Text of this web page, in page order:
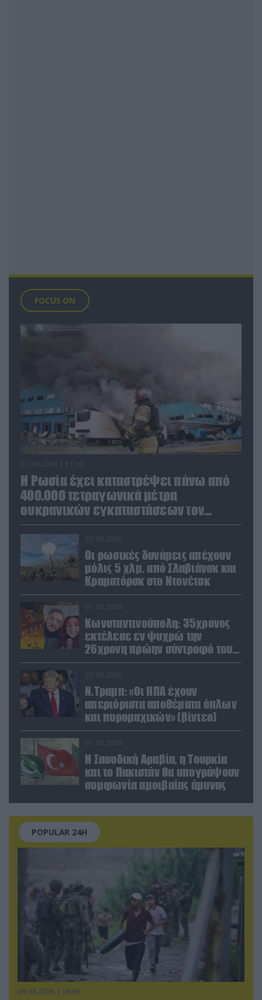
FOCUS ON
Η Ρωσία έχει καταστρέψει πάνω από
400.000 τετραγωνικά μέτρα
ουκρανικών εγκαταστάσεων τον
Ιούλιο
Οι ρωσικές δυνάμεις απέχουν
μόλις 5 χλμ. από Σλαβιάνσκ και
Κραματόρσκ στο Ντονέτσκ
Κωνσταντινούπολη: 35χρονος
εκτέλεσε εν ψυχρώ την
26χρονη πρώην σύντροφό του
έξω από φαρμακείο (βίντεο)
Ν.Τραμπ: «Οι ΗΠΑ έχουν
απεριόριστα αποθέματα όπλων
και πυρομαχικών» (βίντεο)
Η Σαουδική Αραβία, η Τουρκία
και το Πακιστάν θα υπογράψουν
συμφωνία αμοιβαίας άμυνας
POPULAR 24H
06.08.2026 | 09:03